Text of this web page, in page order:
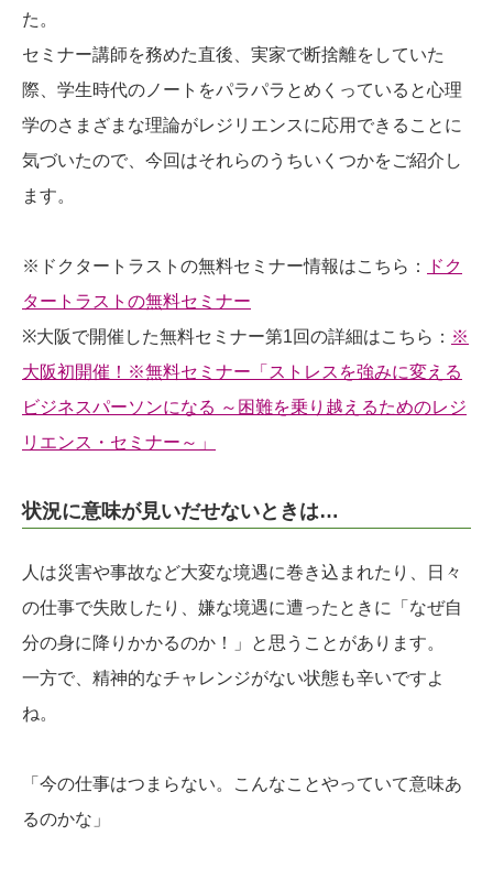
た。
セミナー講師を務めた直後、実家で断捨離をしていた
際、学生時代のノートをパラパラとめくっていると心理
学のさまざまな理論がレジリエンスに応用できることに
気づいたので、今回はそれらのうちいくつかをご紹介し
ます。
※ドクタートラストの無料セミナー情報はこちら：
ドク
タートラストの無料セミナー
※大阪で開催した無料セミナー第1回の詳細はこちら： ※
大阪初開催！※無料セミナー「ストレスを強みに変える
ビジネスパーソンになる ～困難を乗り越えるためのレジ
リエンス・セミナー～」
状況に意味が見いだせないときは…
人は災害や事故など大変な境遇に巻き込まれたり、日々
の仕事で失敗したり、嫌な境遇に遭ったときに「なぜ自
分の身に降りかかるのか！」と思うことがあります。
一方で、精神的なチャレンジがない状態も辛いですよ
ね。
「今の仕事はつまらない。こんなことやっていて意味あ
るのかな」